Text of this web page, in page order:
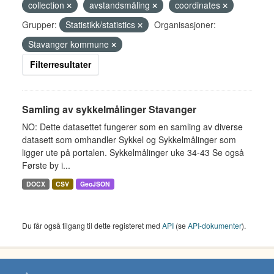
collection
avstandsmåling
coordinates
Grupper:
Statistikk/statistics
Organisasjoner:
Stavanger kommune
Filterresultater
Samling av sykkelmålinger Stavanger
NO: Dette datasettet fungerer som en samling av diverse
datasett som omhandler Sykkel og Sykkelmålinger som
ligger ute på portalen. Sykkelmålinger uke 34-43 Se også
Første by i...
DOCX CSV GeoJSON
Du får også tilgang til dette registeret med API (seAPI-dokumenter).